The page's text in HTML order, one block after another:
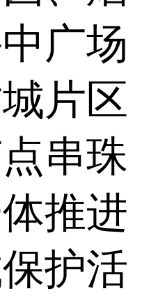
广场
片区
串珠
推进
护活